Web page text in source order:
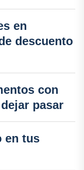
en
descuento
con
pasar
en tus